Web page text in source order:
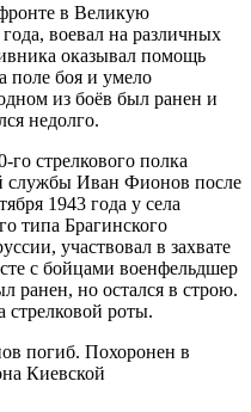
в Великую
воевал на различных
оказывал помощь
поле боя и умело
из боёв был ранен и
недолго.
го стрелкового полка
службы Иван Фионов после
1943 года у села
типа Брагинского
участвовал в захвате
с бойцами военфельдшер
ранен, но остался в строю.
стрелковой роты.
погиб. Похоронен в
Киевской